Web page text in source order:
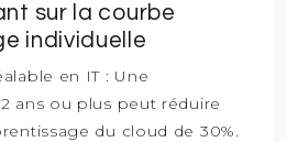
sur la courbe
individuelle
en IT : Une
ans ou plus peut réduire
du cloud de 30%.